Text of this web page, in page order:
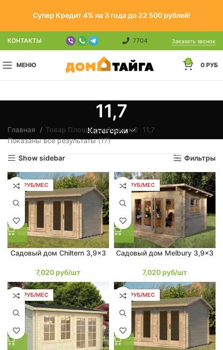
Супер Кредит 4% на 3 года до 22 500 рублей!
КОНТАКТЫ 7704 Заказать звонок
МЕНЮ 0 0 РУБ
11,7
Категории
Главная Товар Площадь общая, м2 11,7
Показаны все результаты (17)
Show sidebar Фильтры
133 РУБ/МЕС
Садовый дом Chiltern 3,9×3
7,020 руб/шт
133 РУБ/МЕС
Садовый дом Melbury 3,9×3
7,020 руб/шт
133 РУБ/МЕС 133 РУБ/МЕС